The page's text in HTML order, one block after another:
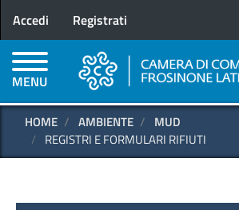
principale
Menu profilo utente
Accedi Registrati
MENU
HOME AMBIENTE
MUD
REGISTRI E FORMULARI RIFIUTI